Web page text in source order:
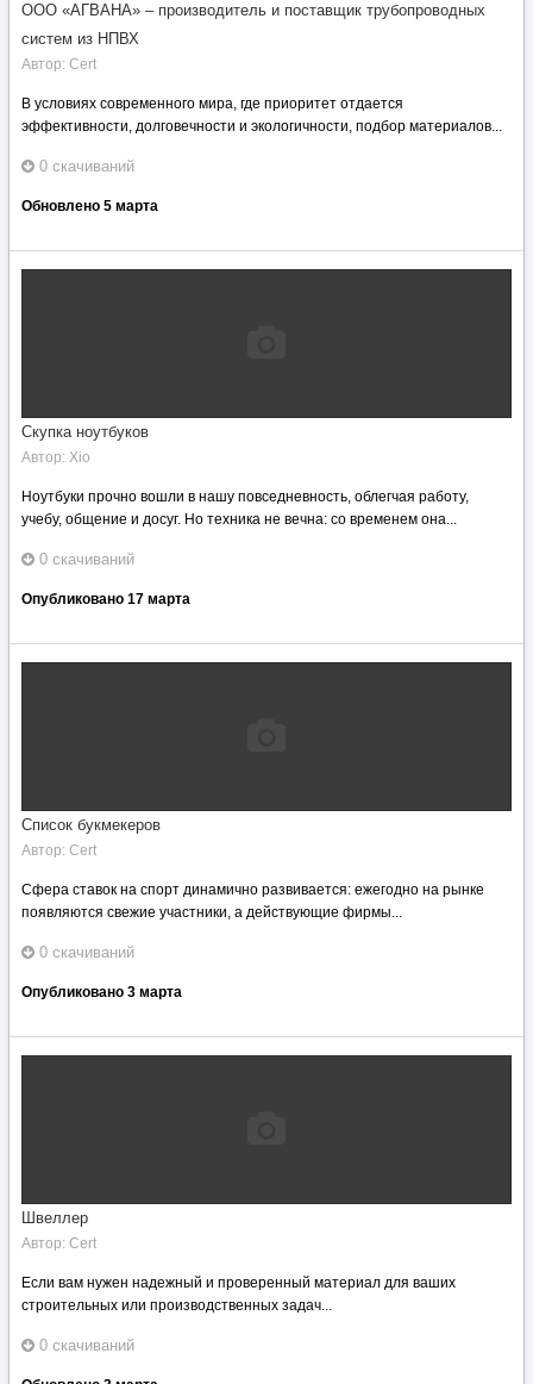
ООО «АГВАНА» – производитель и поставщик трубопроводных
систем из НПВХ
Автор: Cert
В условиях современного мира, где приоритет отдается
эффективности, долговечности и экологичности, подбор материалов...
0 скачиваний
Обновлено 5 марта
Скупка ноутбуков
Автор: Xio
Ноутбуки прочно вошли в нашу повседневность, облегчая работу,
учебу, общение и досуг. Но техника не вечна: со временем она...
0 скачиваний
Опубликовано 17 марта
Список букмекеров
Автор: Cert
Сфера ставок на спорт динамично развивается: ежегодно на рынке
появляются свежие участники, а действующие фирмы...
0 скачиваний
Опубликовано 3 марта
Швеллер
Автор: Cert
Если вам нужен надежный и проверенный материал для ваших
строительных или производственных задач...
0 скачиваний